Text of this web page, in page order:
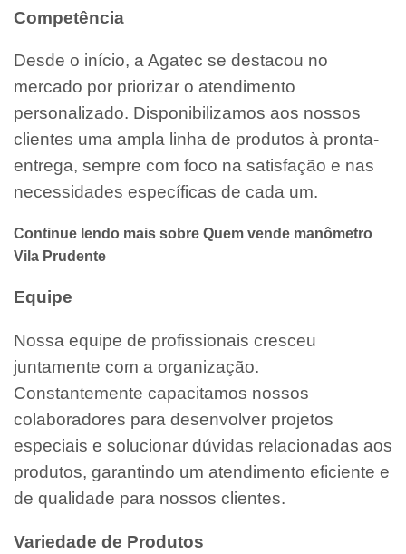
Competência
Desde o início, a Agatec se destacou no
mercado por priorizar o atendimento
personalizado. Disponibilizamos aos nossos
clientes uma ampla linha de produtos à pronta-
entrega, sempre com foco na satisfação e nas
necessidades específicas de cada um.
Continue lendo mais sobre Quem vende manômetro
Vila Prudente
Equipe
Nossa equipe de profissionais cresceu
juntamente com a organização.
Constantemente capacitamos nossos
colaboradores para desenvolver projetos
especiais e solucionar dúvidas relacionadas aos
produtos, garantindo um atendimento eficiente e
de qualidade para nossos clientes.
Variedade de Produtos